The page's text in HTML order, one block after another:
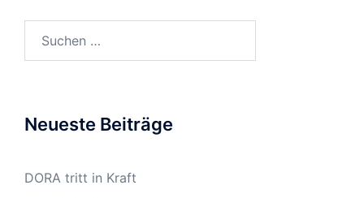
Neueste Beiträge
DORA tritt in Kraft